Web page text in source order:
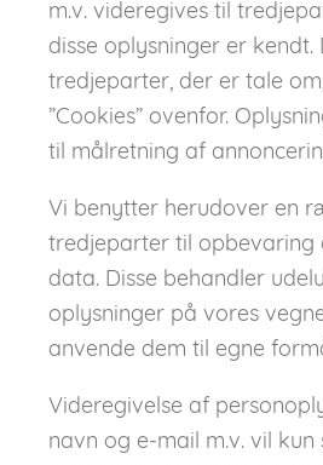
m.v. videregives til
disse oplysninger er kendt.
tredjeparter, der er tale
”Cookies” ovenfor.
til målretning af
Vi benytter herudover en
tredjeparter til opbevaring
data. Disse behandler
oplysninger på vores
anvende dem til egne
Videregivelse af
navn og e-mail m.v. vil kun